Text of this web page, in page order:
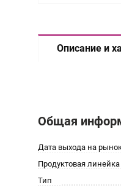
Описание и
Общая
Дата выхода на
Продуктовая линейка
Тип